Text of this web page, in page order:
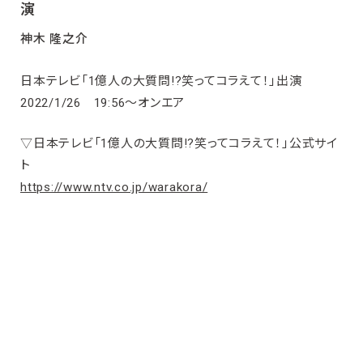
Thai
演
神木 隆之介
日本テレビ「1億人の大質問!?笑ってコラえて！」出演
2022/1/26 19:56～オンエア
▽日本テレビ「1億人の大質問!?笑ってコラえて！」公式サイ
ト
https://www.ntv.co.jp/warakora/